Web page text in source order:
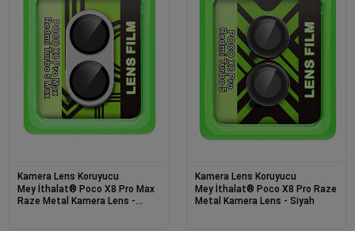
Kamera Lens Koruyucu
Mey İthalat® Poco X8 Pro Max
Raze Metal Kamera Lens -
Kamera Lens Koruyucu
Mey İthalat® Poco X8 Pro Raze
Metal Kamera Lens - Siyah